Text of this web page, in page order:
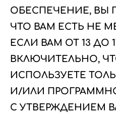
ОБЕСПЕЧЕНИЕ, ВЫ
ЧТО ВАМ ЕСТЬ НЕ
ЕСЛИ ВАМ ОТ 13 ДО
ВКЛЮЧИТЕЛЬНО,
ИСПОЛЬЗУЕТЕ
И/ИЛИ
С УТВЕРЖДЕНИЕМ